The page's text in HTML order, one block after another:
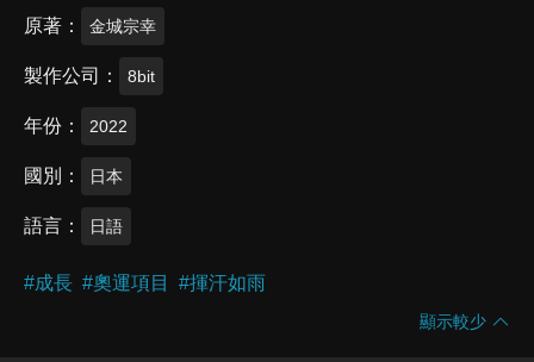
原著 金城宗幸
製作公司 8bit
年份 2022
國別 日本
語言 日語
#成長 #奧運項目 #揮汗如雨
顯示較少